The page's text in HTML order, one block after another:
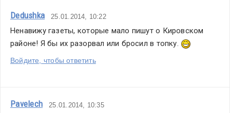
Dedushka 25.01.2014, 10:22
Ненавижу газеты, которые мало пишут о Кировском
районе! Я бы их разорвал или бросил в топку.
Войдите, чтобы ответить
Pavelech 25.01.2014, 10:35